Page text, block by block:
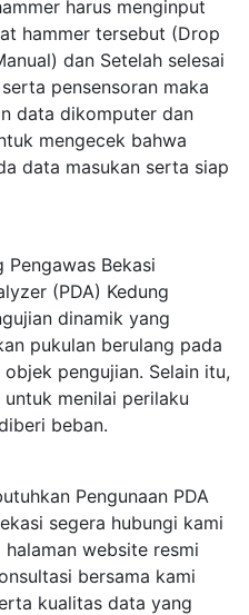
harus menginput
hammer tersebut (Drop
dan Setelah selesai
pensensoran maka
data dikomputer dan
mengecek bahwa
data masukan serta siap
Pengawas Bekasi
(PDA) Kedung
dinamik yang
pukulan berulang pada
pengujian. Selain itu,
menilai perilaku
beban.
Pengunaan PDA
segera hubungi kami
website resmi
bersama kami
kualitas data yang